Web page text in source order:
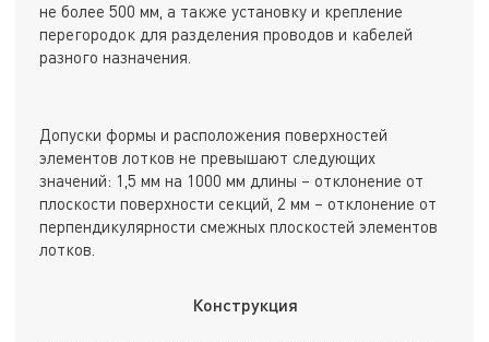
не более 500 мм, а также установку и крепление
перегородок для разделения проводов и кабелей
разного назначения.
Допуски формы и расположения поверхностей
элементов лотков не превышают следующих
значений: 1,5 мм на 1000 мм длины – отклонение от
плоскости поверхности секций, 2 мм – отклонение от
перпендикулярности смежных плоскостей элементов
лотков.
Конструкция